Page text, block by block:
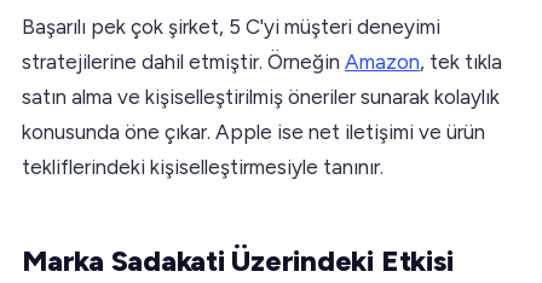
Başarılı pek çok şirket, 5 C'yi müşteri deneyimi
stratejilerine dahil etmiştir. Örneğin Amazon, tek tıkla
satın alma ve kişiselleştirilmiş öneriler sunarak kolaylık
konusunda öne çıkar. Apple ise net iletişimi ve ürün
tekliflerindeki kişiselleştirmesiyle tanınır.
Marka Sadakati Üzerindeki Etkisi